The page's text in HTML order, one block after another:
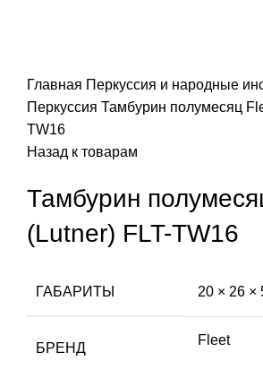
Главная Перкуссия и народные
Перкуссия Тамбурин полумесяц
TW16
Назад к товарам
Тамбурин
(Lutner) FLT-TW16
ГАБАРИТЫ 20 × 26 ×
БРЕНД
Fleet